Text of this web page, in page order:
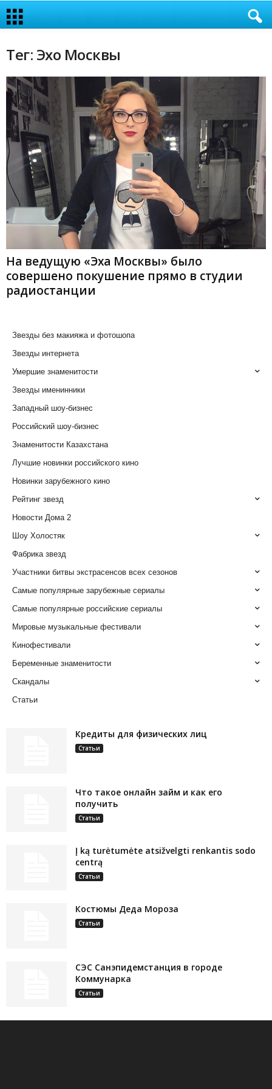
Тег: Эхо Москвы
На ведущую «Эха Москвы» было
совершено покушение прямо в студии
радиостанции
Звезды без макияжа и фотошопа
Звезды интернета
Умершие знаменитости
Звезды именинники
Западный шоу-бизнес
Российский шоу-бизнес
Знаменитости Казахстана
Лучшие новинки российского кино
Новинки зарубежного кино
Рейтинг звезд
Новости Дома 2
Шоу Холостяк
Фабрика звезд
Участники битвы экстрасенсов всех сезонов
Самые популярные зарубежные сериалы
Самые популярные российские сериалы
Мировые музыкальные фестивали
Кинофестивали
Беременные знаменитости
Скандалы
Статьи
Кредиты для физических лиц
Статьи
Что такое онлайн займ и как его
получить
Статьи
Į ką turėtumėte atsižvelgti renkantis sodo
centrą
Статьи
Костюмы Деда Мороза
Статьи
СЭС Санэпидемстанция в городе
Коммунарка
Статьи